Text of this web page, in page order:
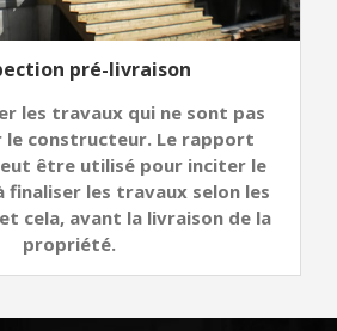
pré-livraison
les travaux qui ne sont pas
le constructeur. Le rapport
être utilisé pour inciter le
les travaux selon les
cela, avant la livraison de la
propriété.